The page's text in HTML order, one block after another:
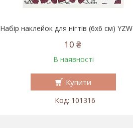
Набір наклейок для нігтів (6x6 см)
10 ₴
В наявності
Купити
101316